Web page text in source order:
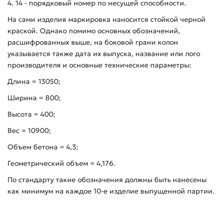
4. 14 - порядковый номер по несущей способности.
На сами изделия маркировка наносится стойкой черной
краской. Однако помимо основных обозначений,
расшифрованных выше, на боковой грани колон
указывается также дата их выпуска, название или лого
производителя и основные технические параметры:
Длина = 13050;
Ширина = 800;
Высота = 400;
Вес = 10900;
Объем бетона = 4,3;
Геометрический объем = 4,176.
По стандарту такие обозначения должны быть нанесены
как минимум на каждое 10-е изделие выпущенной партии.